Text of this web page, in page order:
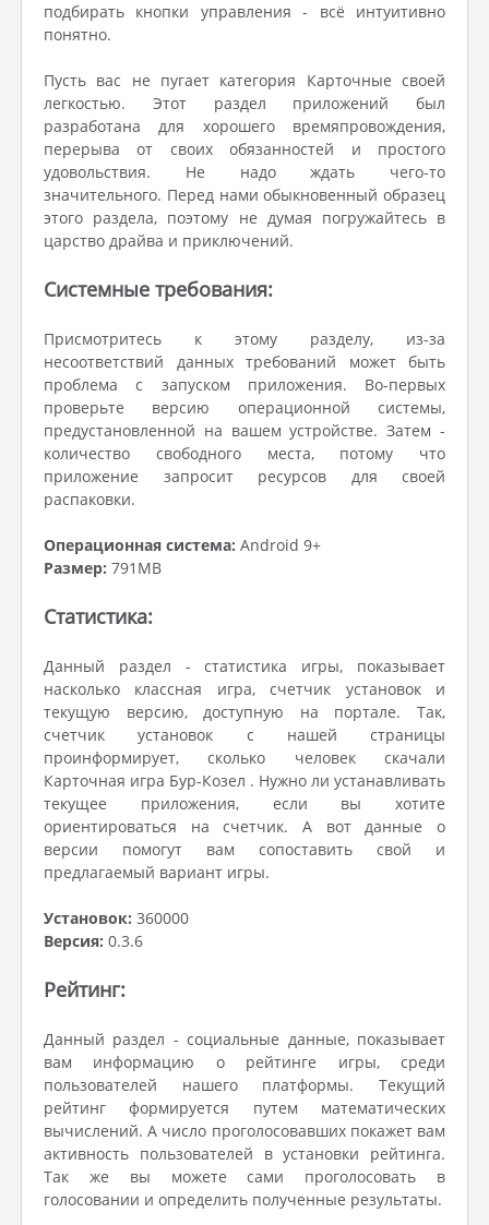
подбирать кнопки управления - всё интуитивно
понятно.
Пусть вас не пугает категория Карточные своей
легкостью. Этот раздел приложений был
разработана для хорошего времяпровождения,
перерыва от своих обязанностей и простого
удовольствия. Не надо ждать чего-то
значительного. Перед нами обыкновенный образец
этого раздела, поэтому не думая погружайтесь в
царство драйва и приключений.
Системные требования:
Присмотритесь к этому разделу, из-за
несоответствий данных требований может быть
проблема с запуском приложения. Во-первых
проверьте версию операционной системы,
предустановленной на вашем устройстве. Затем -
количество свободного места, потому что
приложение запросит ресурсов для своей
распаковки.
Операционная система: Android 9+
Размер: 791MB
Статистика:
Данный раздел - статистика игры, показывает
насколько классная игра, счетчик установок и
текущую версию, доступную на портале. Так,
счетчик установок с нашей страницы
проинформирует, сколько человек скачали
Карточная игра Бур-Козел . Нужно ли устанавливать
текущее приложения, если вы хотите
ориентироваться на счетчик. А вот данные о
версии помогут вам сопоставить свой и
предлагаемый вариант игры.
Установок: 360000
Версия: 0.3.6
Рейтинг:
Данный раздел - социальные данные, показывает
вам информацию о рейтинге игры, среди
пользователей нашего платформы. Текущий
рейтинг формируется путем математических
вычислений. А число проголосовавших покажет вам
активность пользователей в установки рейтинга.
Так же вы можете сами проголосовать в
голосовании и определить полученные результаты.